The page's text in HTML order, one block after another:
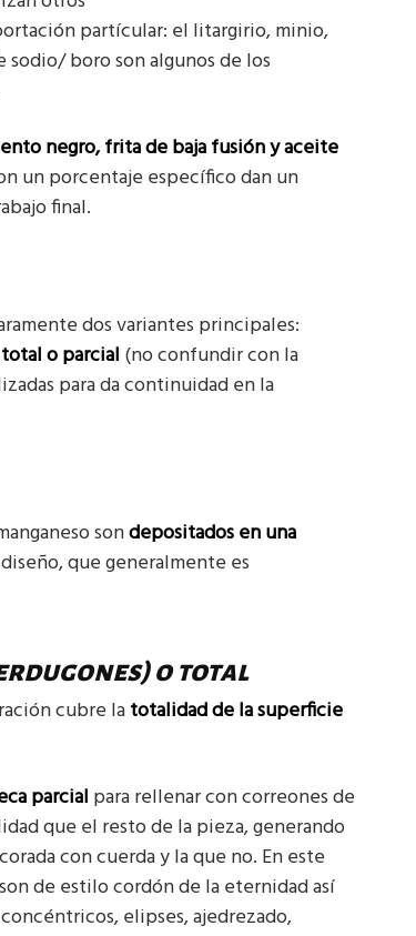
partícular: el litargirio, minio,
boro son algunos de los
negro, frita de baja fusión y aceite
un porcentaje específico dan un
final.
dos variantes principales:
o parcial (no confundir con la
para da continuidad en la
sondepositados en una
que generalmente es
o total
cubre latotalidad de la superficie
parcial para rellenar con correones de
que el resto de la pieza, generando
con cuerda y la que no. En este
de estilo cordón de la eternidad así
elipses, ajedrezado,